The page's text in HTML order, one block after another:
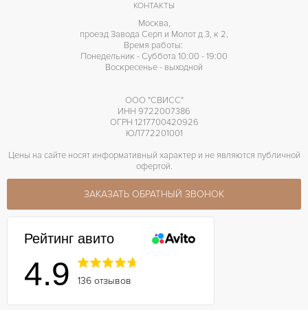
КОНТАКТЫ
Москва,
проезд Завода Серп и Молот д 3, к 2,
Время работы:
Понедельник - Суббота 10:00 - 19:00
Воскресенье - выходной
ООО "СВИСС"
ИНН 9722007386
ОГРН 1217700420926
ЮЛ772201001
Цены на сайте носят информативный характер и не являются публичной
офертой.
ЗАКАЗАТЬ ОБРАТНЫЙ ЗВОНОК
Рейтинг авито
4.9 136 отзывов